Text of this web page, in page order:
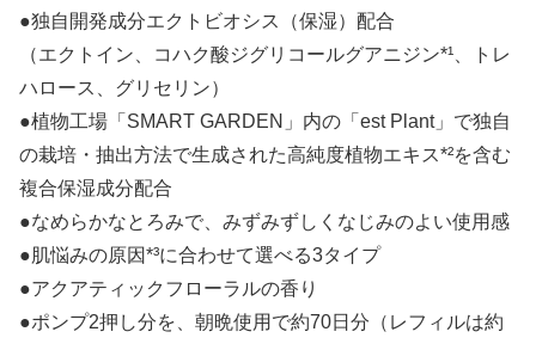
●独自開発成分エクトビオシス（保湿）配合
（エクトイン、コハク酸ジグリコールグアニジン*¹、トレ
ハロース、グリセリン）
●植物工場「SMART GARDEN」内の「est Plant」で独自
の栽培・抽出方法で生成された高純度植物エキス*²を含む
複合保湿成分配合
●なめらかなとろみで、みずみずしくなじみのよい使用感
●肌悩みの原因*³に合わせて選べる3タイプ
●アクアティックフローラルの香り
●ポンプ2押し分を、朝晩使用で約70日分（レフィルは約